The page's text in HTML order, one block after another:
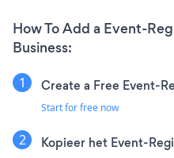
How To Add a Event-
Business:
Create a Free Event-
Start for free now
Kopieer het Event-